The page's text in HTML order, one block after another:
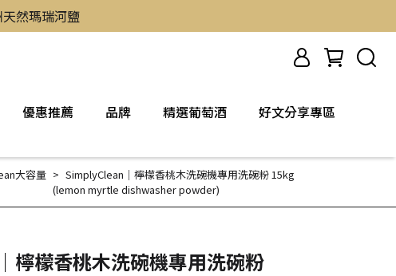
然瑪瑞河鹽
優惠推薦 品牌 精選葡萄酒
好文分享專區
大容量
SimplyClean｜檸檬香桃木洗碗機專用洗碗粉 15kg
(lemon myrtle dishwasher powder)
檬香桃木洗碗機專用洗碗粉